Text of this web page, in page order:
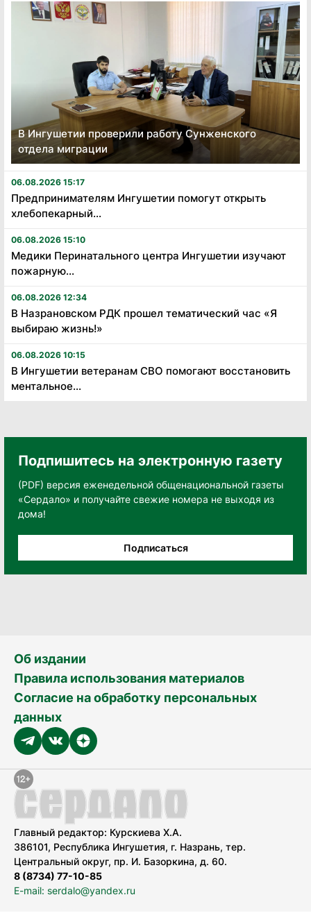
В Ингушетии проверили работу Сунженского
отдела миграции
06.08.2026 15:17
Предпринимателям Ингушетии помогут открыть
хлебопекарный...
06.08.2026 15:10
Медики Перинатального центра Ингушетии изучают
пожарную...
06.08.2026 12:34
В Назрановском РДК прошел тематический час «Я
выбираю жизнь!»
06.08.2026 10:15
В Ингушетии ветеранам СВО помогают восстановить
ментальное...
Подпишитесь на электронную газету
(PDF) версия еженедельной общенациональной газеты
«Сердало» и получайте свежие номера не выходя из
дома!
Подписаться
Об издании
Правила использования материалов
Согласие на обработку персональных
данных
Главный редактор: Курскиева Х.А.
386101, Республика Ингушетия, г. Назрань, тер.
Центральный округ, пр. И. Базоркина, д. 60.
8 (8734) 77-10-85
E-mail: serdalo@yandex.ru